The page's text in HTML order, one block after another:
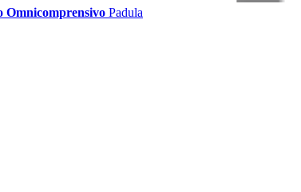
Omnicomprensivo Padula